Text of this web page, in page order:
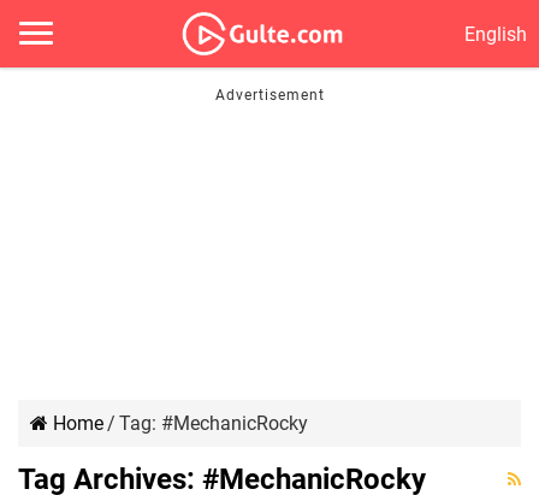
English
Home/ Tag: #MechanicRocky
Tag Archives: #MechanicRocky